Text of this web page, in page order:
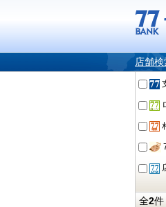
店舗
全2件